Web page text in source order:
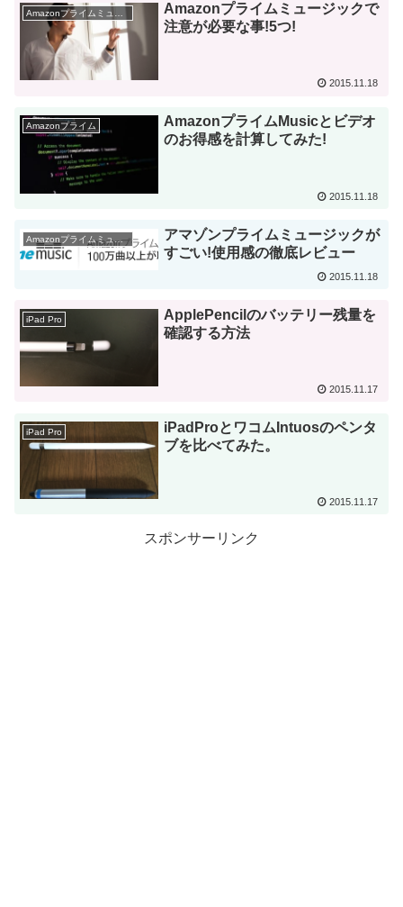
Amazonプライムミュージックで
注意が必要な事!5つ!
2015.11.18
Amazonプライム
AmazonプライムMusicとビデオ
のお得感を計算してみた!
2015.11.18
Amazonプライムミュージック
アマゾンプライムミュージックが
すごい!使用感の徹底レビュー
2015.11.18
iPad Pro
ApplePencilのバッテリー残量を
確認する方法
2015.11.17
iPad Pro
iPadProとワコムIntuosのペンタ
ブを比べてみた。
2015.11.17
スポンサーリンク